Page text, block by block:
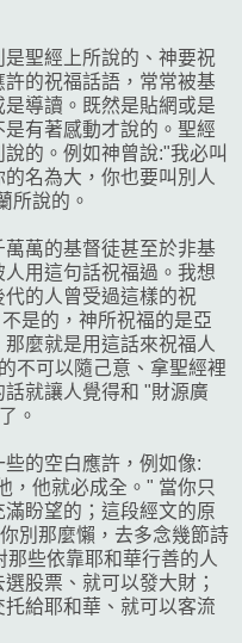
聖經上所說的、神要祝
的祝福話語，常常被基
導讀。既然是貼網或是
有著感動才說的。聖經
的。例如神曾說:"我必叫
名為大，你也要叫別人
所說的。
萬的基督徒甚至於非基
用這句話祝福過。我想
的人曾受過這樣的祝
是的，神所祝福的是亞
麼就是用這話來祝福人
不可以隨己意、拿聖經裡
就讓人覺得和 "財源廣
。
的空白應許，例如像:
，他就必成全。" 當你只
盼望的；這段經文的原
別那麼懶，去多念幾節詩
些依靠耶和華行善的人
股票、就可以發大財；
給耶和華、就可以客流